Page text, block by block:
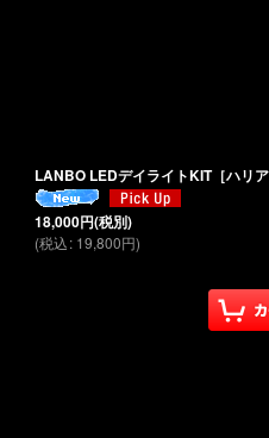
LANBO LEDデイライトKIT［ハリ
18,000円(税別)
(税込: 19,800円)